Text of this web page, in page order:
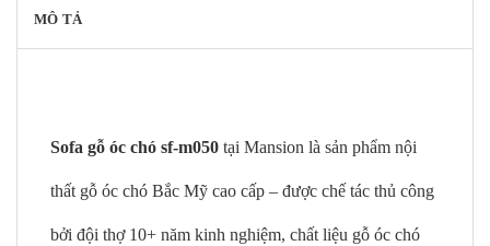
MÔ TẢ
Sofa gỗ óc chó sf-m050 tại Mansion là sản phẩm nội
thất gỗ óc chó Bắc Mỹ cao cấp – được chế tác thủ công
bởi đội thợ 10+ năm kinh nghiệm, chất liệu gỗ óc chó